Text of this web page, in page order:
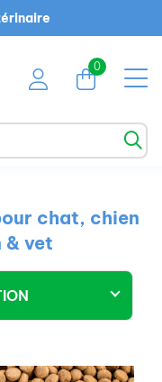
0
chat, chien
& vet